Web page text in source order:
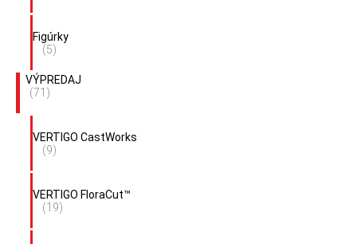
Figúrky
(5)
VÝPREDAJ
(71)
VERTIGO CastWorks
(9)
VERTIGO FloraCut™
(19)